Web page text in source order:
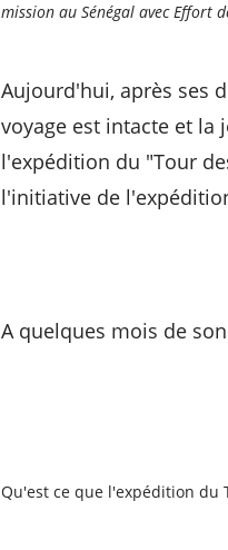
mission au Sénégal avec Effort
Aujourd'hui, après ses
voyage est intacte et la
l'expédition du "Tour
l'initiative de
A quelques mois de
Qu'est ce que l'expédition du